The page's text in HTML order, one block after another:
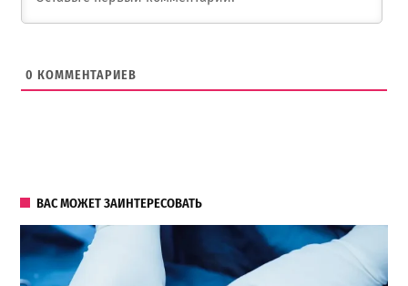
0 КОММЕНТАРИЕВ
ВАС МОЖЕТ ЗАИНТЕРЕСОВАТЬ